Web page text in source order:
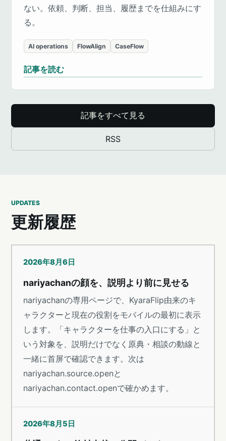
ない。依頼、判断、担当、履歴までを仕組みにす
る。
AI operations FlowAlign CaseFlow
記事を読む
記事をすべて見る
RSS
UPDATES
更新履歴
2026年8月6日
nariyachanの顔を、説明より前に見せる
nariyachanの専用ページで、KyaraFlip由来のキ
ャラクターと現在の役割をモバイルの最初に表示
します。「キャラクターを仕事の入口にする」と
いう対象を、説明だけでなく原典・相談の動線と
一緒に首屏で確認できます。次は
nariyachan.source.openと
nariyachan.contact.openで確かめます。
2026年8月5日